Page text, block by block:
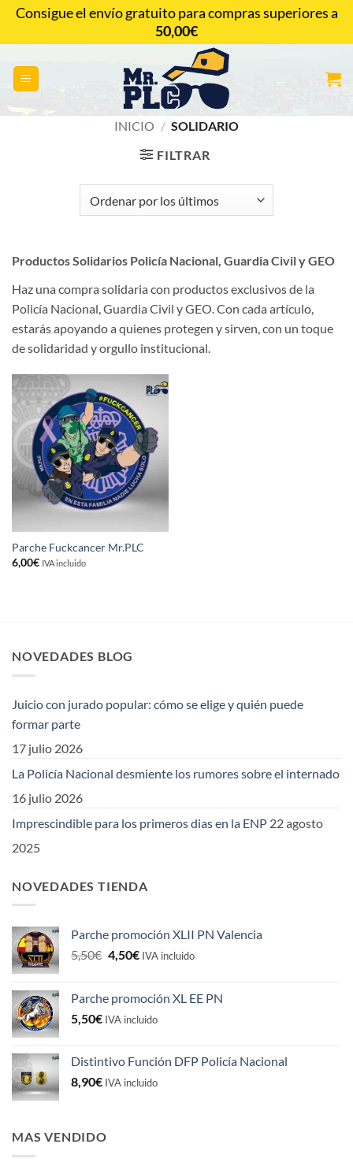
Saltar
contenido
CONTACTAR
INICIO / SOLIDARIO
FILTRAR
Productos Solidarios Policía Nacional, Guardia Civil y GEO
Haz una compra solidaria con productos exclusivos de la
Policía Nacional, Guardia Civil y GEO. Con cada artículo,
estarás apoyando a quienes protegen y sirven, con un toque
de solidaridad y orgullo institucional.
Parche Fuckcancer Mr.PLC
6,00€ IVA incluido
NOVEDADES BLOG
Juicio con jurado popular: cómo se elige y quién puede
formar parte
17 julio 2026
La Policía Nacional desmiente los rumores sobre el internado
16 julio 2026
Imprescindible para los primeros dias en la ENP 22 agosto
2025
NOVEDADES TIENDA
Parche promoción XLII PN Valencia
5,50€ El
era:
5,50€.
4,50€El
es:
4,50€.
IVA incluido
Parche promoción XL EE PN
5,50€ IVA incluido
Distintivo Función DFP Policía Nacional
8,90€ IVA incluido
MAS VENDIDO
Consigue el envío gratuito para compras superiores a
50,00€